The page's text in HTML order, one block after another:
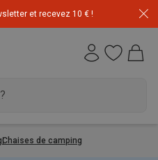
et recevez 10 € !
Chaises de camping